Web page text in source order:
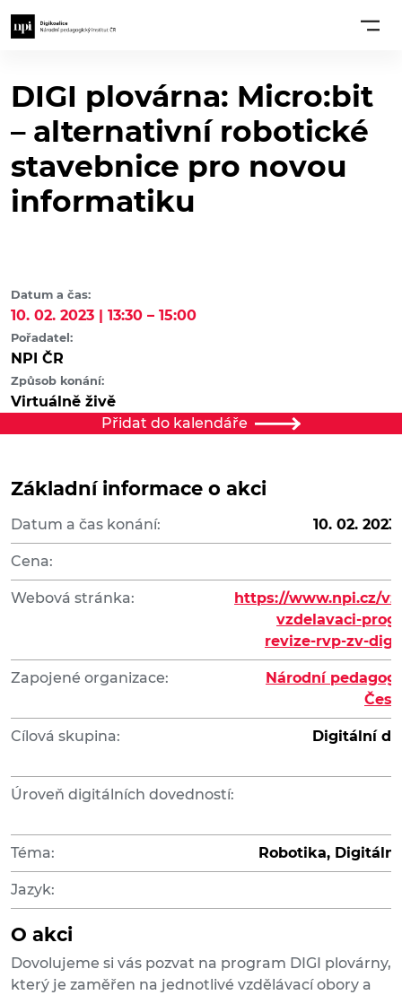
DIGI plovárna: Micro:bit
– alternativní robotické
stavebnice pro novou
informatiku
Datum a čas:
10. 02. 2023 | 13:30 – 15:00
Pořadatel:
NPI ČR
Způsob konání:
Virtuálně živě
Přidat do kalendáře
Základní informace o akci
Datum a čas konání: 10. 02. 2023
Cena:
Webová stránka:
https://www.npi.cz/
vzdelavaci-
revize-rvp-zv-digi-
Zapojené organizace:
Národní
Cílová skupina: Digitální
Úroveň digitálních dovedností:
Téma: Robotika,
Jazyk:
O akci
Dovolujeme si vás pozvat na program DIGI plovárny,
který je zaměřen na jednotlivé vzdělávací obory a